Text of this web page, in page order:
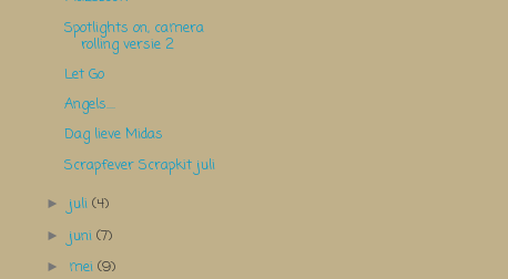
Spotlights on, camera
rolling versie 2
Let Go
Angels....
Dag lieve Midas
Scrapfever Scrapkit juli
► juli(4)
► juni(7)
► mei(9)